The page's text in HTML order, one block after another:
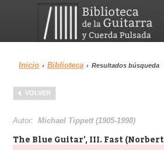
Menu
Biblioteca
Inicio › Biblioteca › Resultados búsqueda
VOLVER
Autor:Michael Tippett (1905-1998)
The Blue Guitar', III. Fast